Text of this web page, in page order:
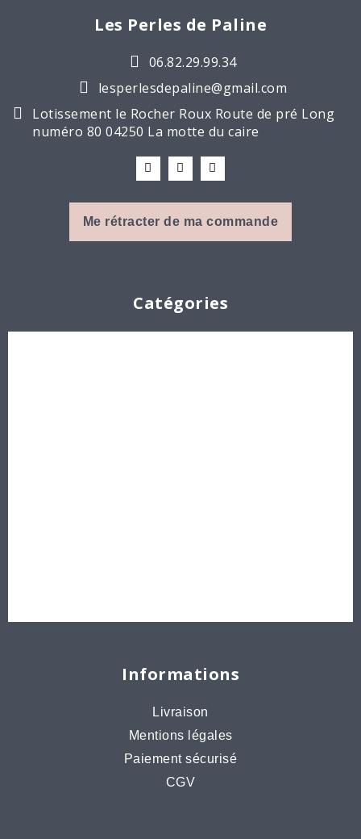
Les Perles de Paline
06.82.29.99.34
lesperlesdepaline@gmail.com
Lotissement le Rocher Roux Route de pré Long
numéro 80 04250 La motte du caire
Me rétracter de ma commande
Catégories
Informations
Livraison
Mentions légales
Paiement sécurisé
CGV